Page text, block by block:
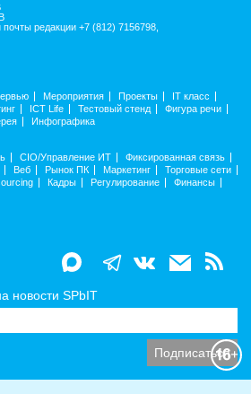
редакции +7 (812) 7156798,
Мероприятия Проекты
IT класс
ICT Life Тестовый стенд
Фигура речи
Инфографика
CIO/Управление ИТ
Фиксированная связь
Веб Рынок ПК Маркетинг
Торговые сети
Кадры Регулирование
Финансы
новости SPbIT